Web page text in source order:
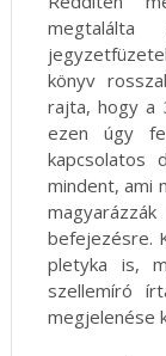
megtalálta
könyv
rajta, hogy a
ezen úgy
kapcsolatos
mindent, ami
befejezésre.
pletyka is,
szellemíró
megjelenése